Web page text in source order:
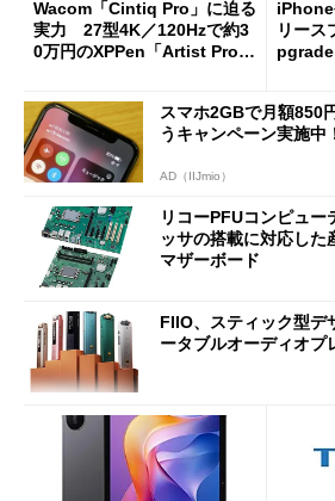
Wacom「Cintiq Pro」に迫る
実力 27型4K／120Hzで約3
0万円のXPPen「Artist Pro 2
リース
pgrade
ut」が
スマホ2GBで月額850
うキャンペーン実施中
AD（IIJmio）
リコーPFUコンピュ
ッサの搭載に対応し
マザーボード
FIIO、スティック型デ
ータブルオーディオプ